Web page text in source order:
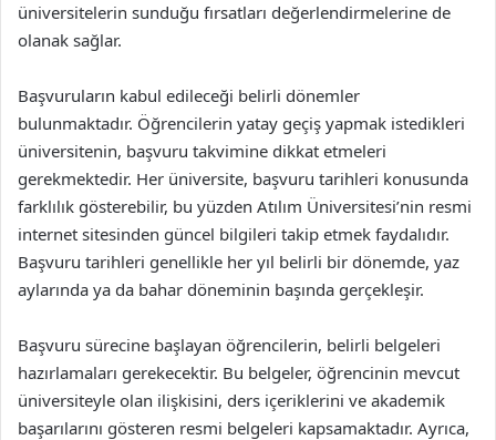
üniversitelerin sunduğu fırsatları değerlendirmelerine de
olanak sağlar.
Başvuruların kabul edileceği belirli dönemler
bulunmaktadır. Öğrencilerin yatay geçiş yapmak istedikleri
üniversitenin, başvuru takvimine dikkat etmeleri
gerekmektedir. Her üniversite, başvuru tarihleri konusunda
farklılık gösterebilir, bu yüzden Atılım Üniversitesi’nin resmi
internet sitesinden güncel bilgileri takip etmek faydalıdır.
Başvuru tarihleri genellikle her yıl belirli bir dönemde, yaz
aylarında ya da bahar döneminin başında gerçekleşir.
Başvuru sürecine başlayan öğrencilerin, belirli belgeleri
hazırlamaları gerekecektir. Bu belgeler, öğrencinin mevcut
üniversiteyle olan ilişkisini, ders içeriklerini ve akademik
başarılarını gösteren resmi belgeleri kapsamaktadır. Ayrıca,